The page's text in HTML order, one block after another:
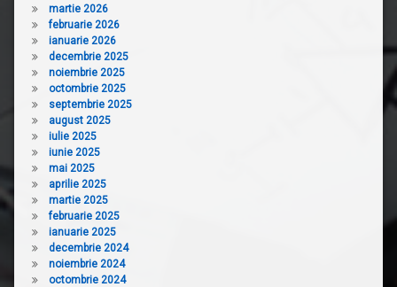
martie 2026
februarie 2026
ianuarie 2026
decembrie 2025
noiembrie 2025
octombrie 2025
septembrie 2025
august 2025
iulie 2025
iunie 2025
mai 2025
aprilie 2025
martie 2025
februarie 2025
ianuarie 2025
decembrie 2024
noiembrie 2024
octombrie 2024